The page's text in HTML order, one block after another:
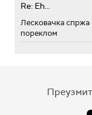
Re: Eh...
Лесковачка спржа
пореклом